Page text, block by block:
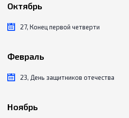
Октябрь
27, Конец первой четверти
Февраль
23, День защитников отечества
Ноябрь